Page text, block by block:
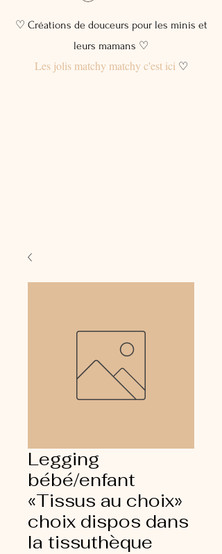
♡ Créations de douceurs pour les minis et
leurs mamans ♡
Les jolis matchy matchy c'est ici♡
Legging
bébé/enfant
«Tissus au choix»
choix dispos dans
la tissuthèque